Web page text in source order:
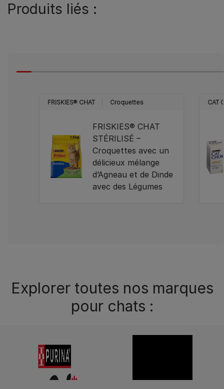
Produits liés :
FRISKIES® CHAT Croquettes
FRISKIES® CHAT
STÉRILISÉ –
Croquettes avec un
délicieux mélange
d’Agneau et de Dinde
avec des Légumes
CAT
Explorer toutes nos marques
pour chats :